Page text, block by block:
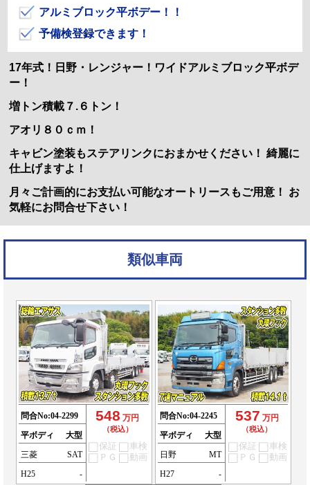
アルミブロック平ボデー！！
予備検登録できます！
17年式！日野・レンジャー！ワイドアルミブロック平ボデ
ー！
増トン積載７.６トン！
アオリ８０ｃｍ！
キャビン塗装もステアリンクにおまかせください！ 綺麗に
仕上げますよ！
月々ご計画的にお支払い可能なオートリースもご用意！ お
気軽にお問合せ下さい！
類似車両
問合No:04-2299
平ボディ
大型
三菱
SAT
H25
-
548 万円
（税込）
保証
車検
ＰＧ
動画
問合No:04-2245
平ボディ
大型
日野
MT
H27
-
537 万円
（税込）
保証
車検
ＰＧ
動画